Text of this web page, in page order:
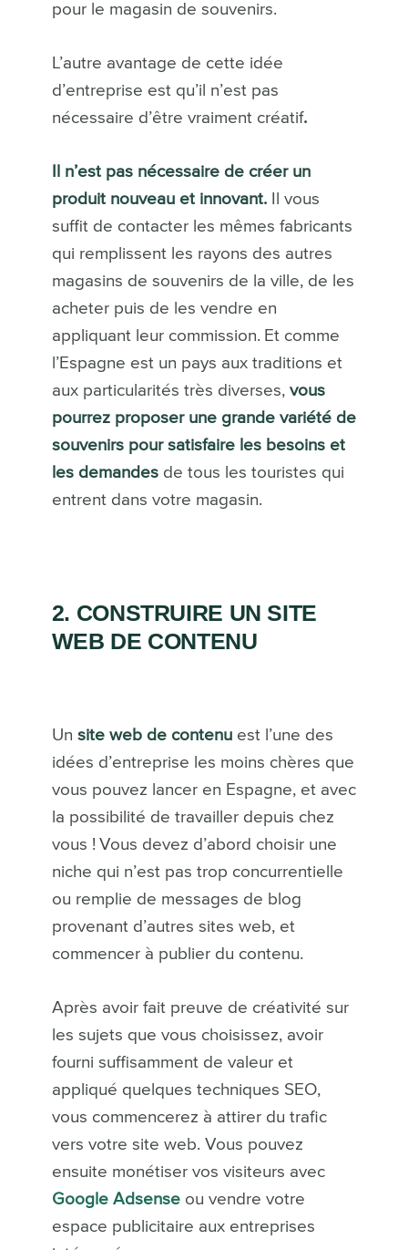
pour le magasin de souvenirs.
L’autre avantage de cette idée
d’entreprise est qu’il n’est pas
nécessaire d’être vraiment créatif.
Il n’est pas nécessaire de créer un
produit nouveau et innovant.Il vous
suffit de contacter les mêmes fabricants
qui remplissent les rayons des autres
magasins de souvenirs de la ville, de les
acheter puis de les vendre en
appliquant leur commission. Et comme
l’Espagne est un pays aux traditions et
aux particularités très diverses, vous
pourrez proposer une grande variété de
souvenirs pour satisfaire les besoins et
les demandesde tous les touristes qui
entrent dans votre magasin.
2. CONSTRUIRE UN SITE
WEB DE CONTENU
Un site web de contenuest l’une des
idées d’entreprise les moins chères que
vous pouvez lancer en Espagne, et avec
la possibilité de travailler depuis chez
vous ! Vous devez d’abord choisir une
niche qui n’est pas trop concurrentielle
ou remplie de messages de blog
provenant d’autres sites web, et
commencer à publier du contenu.
Après avoir fait preuve de créativité sur
les sujets que vous choisissez, avoir
fourni suffisamment de valeur et
appliqué quelques techniques SEO,
vous commencerez à attirer du trafic
vers votre site web. Vous pouvez
ensuite monétiser vos visiteurs avec
Google Adsenseou vendre votre
espace publicitaire aux entreprises